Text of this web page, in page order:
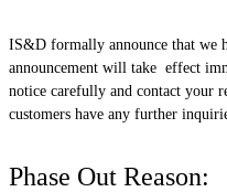
IS&D formally announce that we
announcement will take effect
notice carefully and contact your
customers have any further
Phase Out Reason: